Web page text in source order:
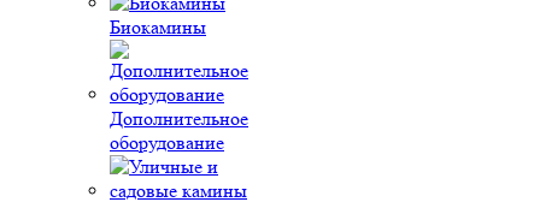
Биокамины
Дополнительное
оборудование